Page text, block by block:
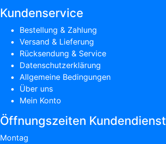
Kundenservice
Bestellung & Zahlung
Versand & Lieferung
Rücksendung & Service
Datenschutzerklärung
Allgemeine Bedingungen
Über uns
Mein Konto
Öffnungszeiten Kundendienst
Montag